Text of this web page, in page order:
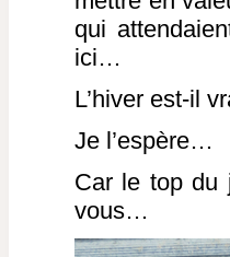
qui
ici…
L’hiver est-il
Je l’espère…
Car le top du
vous…